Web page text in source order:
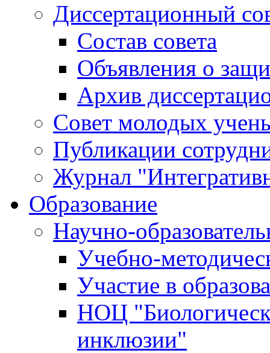
Диссертационный
Состав совета
Объявления о
Архив
Совет молодых
Публикации
Журнал
Образование
Научно-
Учебно-
Участие в
НОЦ
инклюзии"